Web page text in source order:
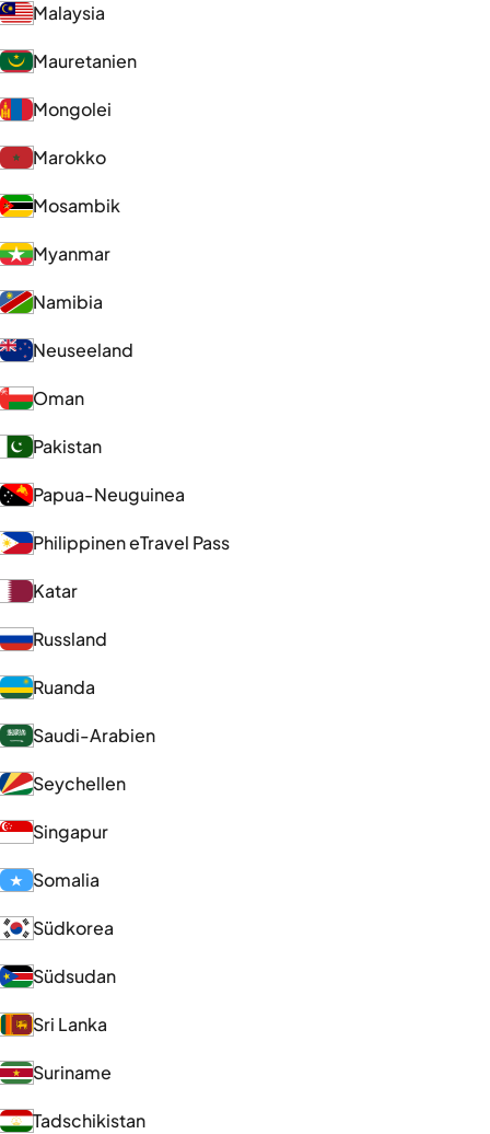
Malaysia
Mauretanien
Mongolei
Marokko
Mosambik
Myanmar
Namibia
Neuseeland
Oman
Pakistan
Papua-Neuguinea
Philippinen eTravel Pass
Katar
Russland
Ruanda
Saudi-Arabien
Seychellen
Singapur
Somalia
Südkorea
Südsudan
Sri Lanka
Suriname
Tadschikistan